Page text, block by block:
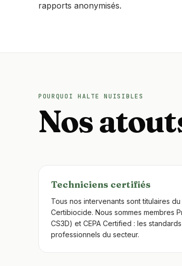
rapports anonymisés.
POURQUOI HALTE NUISIBLES
Nos
Techniciens certifiés
Tous nos intervenants sont titulaires du
Certibiocide. Nous sommes membres
CS3D) et CEPA Certified : les standards
professionnels du secteur.